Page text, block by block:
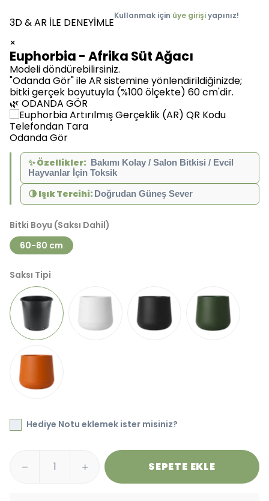
3D & AR İLE DENEYİMLE
Kullanmak için üye girişiyapınız!
×
Euphorbia - Afrika Süt Ağacı
Modeli döndürebilirsiniz.
"Odanda Gör" ile AR sistemine yönlendirildiğinizde;
bitki gerçek boyutuyla (%100 ölçekte) 60 cm'dir.
🌿 ODANDA GÖR
Telefondan Tara
Odanda Gör
✨Özellikler:
Bakımı Kolay / Salon Bitkisi / Evcil
Hayvanlar İçin Toksik
🌗 Işık Tercihi: Doğrudan Güneş Sever
Bitki Boyu (Saksı Dahil)
60-80 cm
Saksı Tipi
Hediye Notu eklemek ister misiniz?
SEPETE EKLE